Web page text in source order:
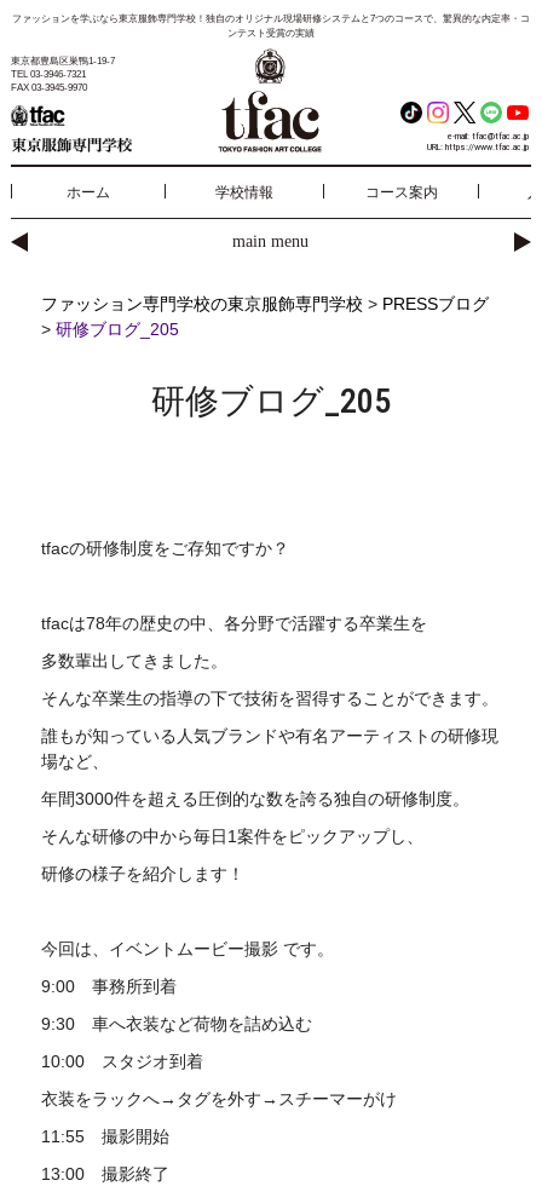
ファッションを学ぶなら東京服飾専門学校！独自のオリジナル現場研修システムと7つのコースで、驚異的な内定率・コ
ンテスト受賞の実績
東京都豊島区巣鴨1-19-7
TEL 03-3946-7321
FAX 03-3945-9970
e-mail: tfac@tfac.ac.jp
URL: https://www.tfac.ac.jp
ホーム 学校情報 コース案内
main menu
ファッション専門学校の東京服飾専門学校 > PRESSブログ
> 研修ブログ_205
研修ブログ_205
tfacの研修制度をご存知ですか？
tfacは78年の歴史の中、各分野で活躍する卒業生を
多数輩出してきました。
そんな卒業生の指導の下で技術を習得することができます。
誰もが知っている人気ブランドや有名アーティストの研修現
場など、
年間3000件を超える圧倒的な数を誇る独自の研修制度。
そんな研修の中から毎日1案件をピックアップし、
研修の様子を紹介します！
今回は、イベントムービー撮影 です。
9:00 事務所到着
9:30 車へ衣装など荷物を詰め込む
10:00 スタジオ到着
衣装をラックへ→タグを外す→スチーマーがけ
11:55 撮影開始
13:00 撮影終了